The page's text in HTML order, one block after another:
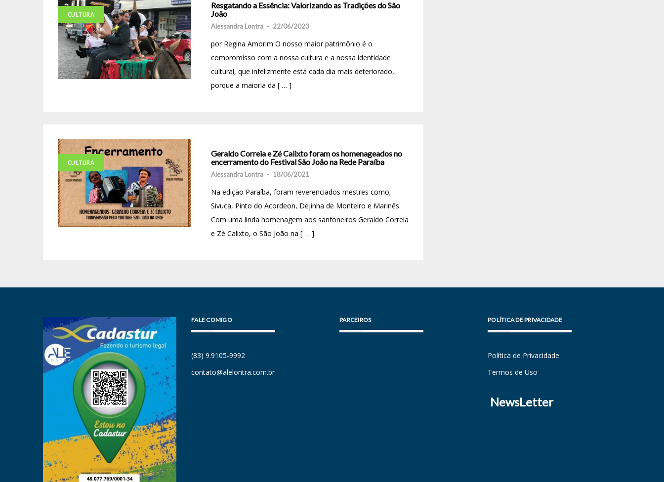
CULTURA
Resgatando a Essência: Valorizando as Tradições do São
João
Alessandra Lontra - 22/06/2023
por Regina Amorim O nosso maior patrimônio é o
compromisso com a nossa cultura e a nossa identidade
cultural, que infelizmente está cada dia mais deteriorado,
porque a maioria da [ … ]
CULTURA
Geraldo Correia e Zé Calixto foram os homenageados no
encerramento do Festival São João na Rede Paraíba
Alessandra Lontra - 18/06/2021
Na edição Paraíba, foram reverenciados mestres como;
Sivuca, Pinto do Acordeon, Dejinha de Monteiro e Marinês
Com uma linda homenagem aos sanfoneiros Geraldo Correia
e Zé Calixto, o São João na [ … ]
FALE COMIGO
(83) 9.9105-9992
contato@alelontra.com.br
PARCEIROS POLÍTICA DE PRIVACIDADE
Política de Privacidade
Termos de Uso
NewsLetter